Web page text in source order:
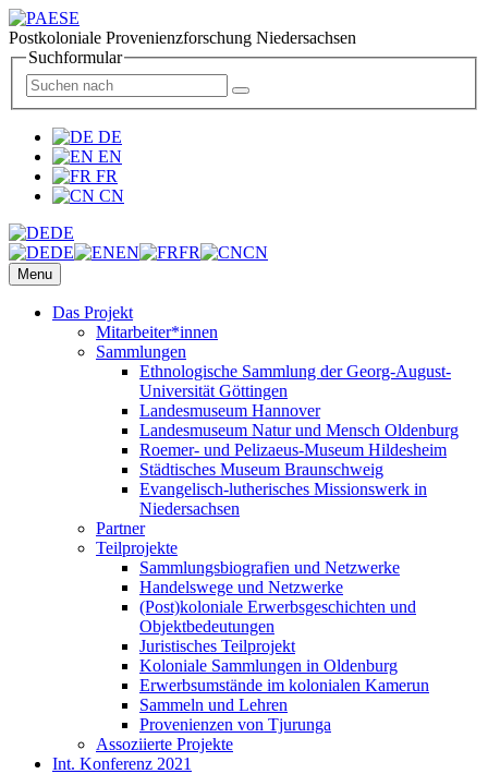
Postkoloniale Provenienzforschung Niedersachsen
Suchformular
DE
EN
FR
CN
DE
DE
EN FR CN
Menu
Das Projekt
Mitarbeiter*innen
Sammlungen
Ethnologische Sammlung der Georg-August-
Universität Göttingen
Landesmuseum Hannover
Landesmuseum Natur und Mensch Oldenburg
Roemer- und Pelizaeus-Museum Hildesheim
Städtisches Museum Braunschweig
Evangelisch-lutherisches Missionswerk in
Niedersachsen
Partner
Teilprojekte
Sammlungsbiografien und Netzwerke
Handelswege und Netzwerke
(Post)koloniale Erwerbsgeschichten und
Objektbedeutungen
Juristisches Teilprojekt
Koloniale Sammlungen in Oldenburg
Erwerbsumstände im kolonialen Kamerun
Sammeln und Lehren
Provenienzen von Tjurunga
Assoziierte Projekte
Int. Konferenz 2021